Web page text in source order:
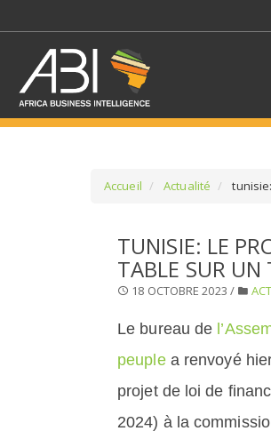
Accueil Actualité
TUNISIE: LE
TABLE SUR UN
18 OCTOBRE 2023 /
Le bureau de
peuple a renvoyé
projet de loi de
2024) à la